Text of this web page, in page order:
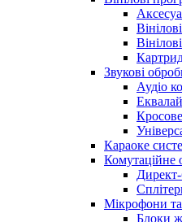
Звукові
Аудіо
Караоке
Комутаційне
Мікрофони
Блоки